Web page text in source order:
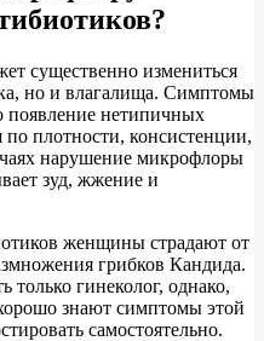
?
существенно измениться
но и влагалища. Симптомы
появление нетипичных
плотности, консистенции,
нарушение микрофлоры
зуд, жжение и
женщины страдают от
грибков Кандида.
только гинеколог, однако,
знают симптомы этой
самостоятельно.